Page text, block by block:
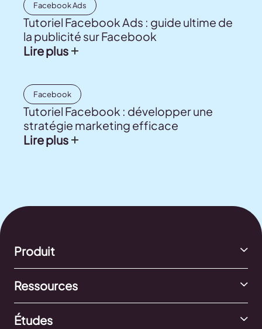
Facebook Ads
Tutoriel Facebook Ads : guide ultime de
la publicité sur Facebook
Lire plus
Facebook
Tutoriel Facebook : développer une
stratégie marketing efficace
Lire plus
Produit
Ressources
Études